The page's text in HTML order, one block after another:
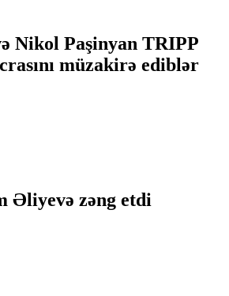
Nikol Paşinyan TRIPP
müzakirə ediblər
Əliyevə zəng etdi